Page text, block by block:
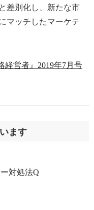
差別化し、新たな市
マッチしたマーケテ
経営者』2019年7月号
ます
対処法Q